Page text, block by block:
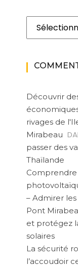
Catégories
Découvrir
rivages de
Mirabeau
passer des
Thaïlande
– Admirer
Pont
et protégez
solaires
La sécurité
l’accoudoir